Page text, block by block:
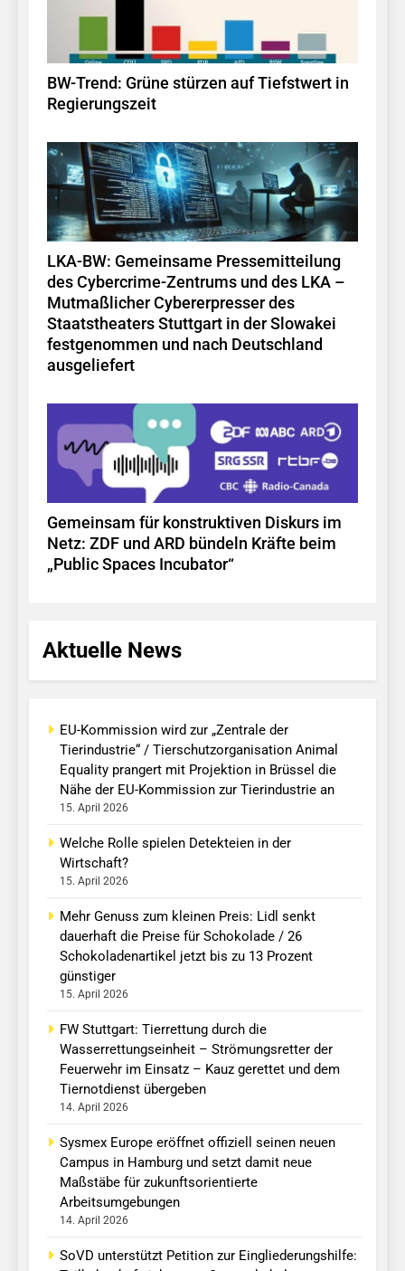
BW-Trend: Grüne stürzen auf Tiefstwert in
Regierungszeit
LKA-BW: Gemeinsame Pressemitteilung
des Cybercrime-Zentrums und des LKA –
Mutmaßlicher Cybererpresser des
Staatstheaters Stuttgart in der Slowakei
festgenommen und nach Deutschland
ausgeliefert
Gemeinsam für konstruktiven Diskurs im
Netz: ZDF und ARD bündeln Kräfte beim
„Public Spaces Incubator“
Aktuelle News
EU-Kommission wird zur „Zentrale der
Tierindustrie“ / Tierschutzorganisation Animal
Equality prangert mit Projektion in Brüssel die
Nähe der EU-Kommission zur Tierindustrie an
15. April 2026
Welche Rolle spielen Detekteien in der
Wirtschaft?
15. April 2026
Mehr Genuss zum kleinen Preis: Lidl senkt
dauerhaft die Preise für Schokolade / 26
Schokoladenartikel jetzt bis zu 13 Prozent
günstiger
15. April 2026
FW Stuttgart: Tierrettung durch die
Wasserrettungseinheit – Strömungsretter der
Feuerwehr im Einsatz – Kauz gerettet und dem
Tiernotdienst übergeben
14. April 2026
Sysmex Europe eröffnet offiziell seinen neuen
Campus in Hamburg und setzt damit neue
Maßstäbe für zukunftsorientierte
Arbeitsumgebungen
14. April 2026
SoVD unterstützt Petition zur Eingliederungshilfe: